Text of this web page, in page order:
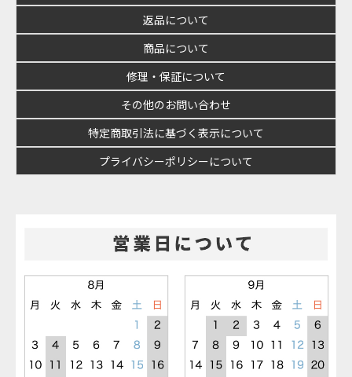
返品について
商品について
修理・保証について
その他のお問い合わせ
特定商取引法に基づく表示について
プライバシーポリシーについて